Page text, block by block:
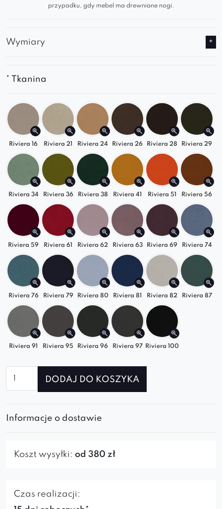
przypadku, gdy mebel ma drewniane nogi.
Wymiary
* Tkanina
Riviera 16 Riviera 21 Riviera 24 Riviera 26 Riviera 28 Riviera 29
Riviera 34 Riviera 36 Riviera 38 Riviera 41 Riviera 51 Riviera 56
Riviera 59 Riviera 61 Riviera 62 Riviera 63 Riviera 69 Riviera 74
Riviera 76 Riviera 79 Riviera 80 Riviera 81 Riviera 82 Riviera 87
Riviera 91 Riviera 95 Riviera 96 Riviera 97 Riviera 100
Sofa
Flow
DODAJ DO KOSZYKA
Informacje o dostawie
Koszt wysyłki: od 380 zł
Czas realizacji: